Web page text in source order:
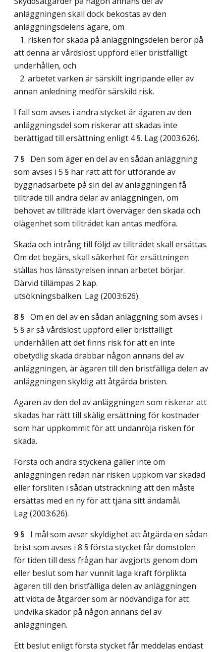
anläggningen skall dock bekostas av den
anläggningsdelens ägare, om
1. risken för skada på anläggningsdelen beror på
att denna är vårdslöst uppförd eller bristfälligt
underhållen, och
2. arbetet varken är särskilt ingripande eller av
annan anledning medför särskild risk.
I fall som avses i andra stycket är ägaren av den
anläggningsdel som riskerar att skadas inte
berättigad till ersättning enligt 4 §. Lag (2003:626).
7 § Den som äger en del av en sådan anläggning
som avses i 5 § har rätt att för utförande av
byggnadsarbete på sin del av anläggningen få
tillträde till andra delar av anläggningen, om
behovet av tillträde klart överväger den skada och
olägenhet som tillträdet kan antas medföra.
Skada och intrång till följd av tillträdet skall ersättas.
Om det begärs, skall säkerhet för ersättningen
ställas hos länsstyrelsen innan arbetet börjar.
Därvid tillämpas 2 kap.
utsökningsbalken. Lag (2003:626).
8 § Om en del av en sådan anläggning som avses i
5 § är så vårdslöst uppförd eller bristfälligt
underhållen att det finns risk för att en inte
obetydlig skada drabbar någon annans del av
anläggningen, är ägaren till den bristfälliga delen av
anläggningen skyldig att åtgärda bristen.
Ägaren av den del av anläggningen som riskerar att
skadas har rätt till skälig ersättning för kostnader
som har uppkommit för att undanröja risken för
skada.
Första och andra styckena gäller inte om
anläggningen redan när risken uppkom var skadad
eller försliten i sådan utsträckning att den måste
ersättas med en ny för att tjäna sitt ändamål.
Lag (2003:626).
9 § I mål som avser skyldighet att åtgärda en sådan
brist som avses i 8 § första stycket får domstolen
för tiden till dess frågan har avgjorts genom dom
eller beslut som har vunnit laga kraft förplikta
ägaren till den bristfälliga delen av anläggningen
att vidta de åtgärder som är nödvändiga för att
undvika skador på någon annans del av
anläggningen.
Ett beslut enligt första stycket får meddelas endast